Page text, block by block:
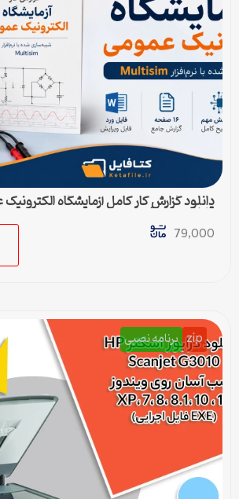
دانلود گزارش کار کامل آزمایشگاه
قابل ویرایش)
79,000
zip برنامه نصبی